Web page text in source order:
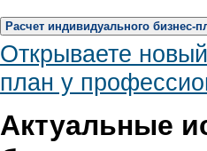
Расчет индивидуального бизнес-
Открываете
план у
Актуальные